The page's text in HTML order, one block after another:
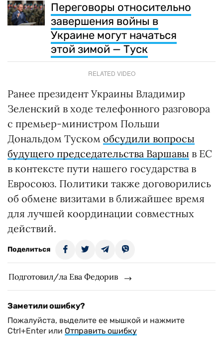
Переговоры относительно
завершения войны в
Украине могут начаться
этой зимой — Туск
RELATED VIDEO
Ранее президент Украины Владимир
Зеленский в ходе телефонного разговора
с премьер-министром Польши
Дональдом Туском обсудили вопросы
будущего председательства Варшавы в ЕС
в контексте пути нашего государства в
Евросоюз. Политики также договорились
об обмене визитами в ближайшее время
для лучшей координации совместных
действий.
Поделиться
Подготовил/ла Ева Федорив
Заметили ошибку?
Пожалуйста, выделите ее мышкой и нажмите
Ctrl+Enter или Отправить ошибку